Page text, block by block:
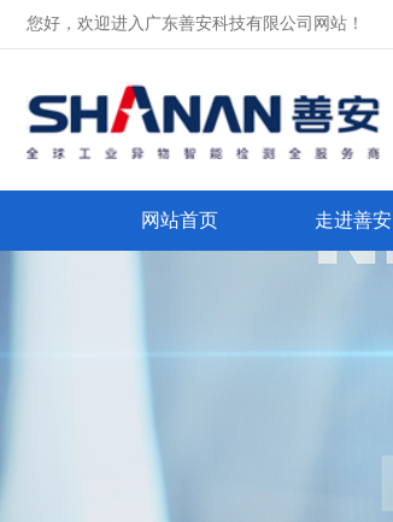
您好，欢迎进入广东善安科技有限公司网站！
网站首页 走进善安